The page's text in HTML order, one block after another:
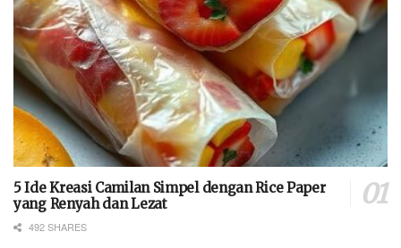
5 Ide Kreasi Camilan Simpel dengan Rice Paper
yang Renyah dan Lezat
492 SHARES